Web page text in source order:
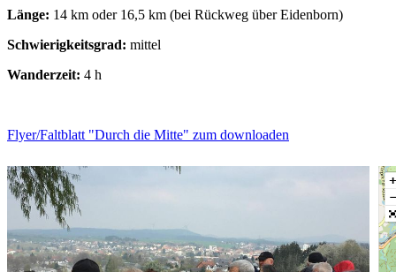
Länge: 14 km oder 16,5 km (bei Rückweg über Eidenborn)
Schwierigkeitsgrad: mittel
Wanderzeit: 4 h
Flyer/Faltblatt "Durch die Mitte" zum downloaden